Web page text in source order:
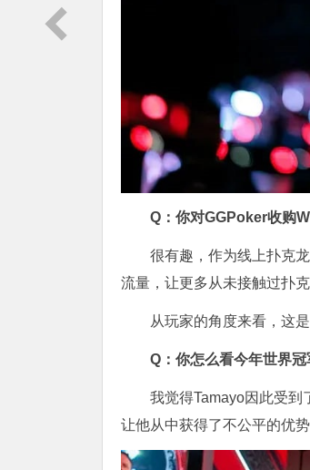
Q：你对GGPoker收购
很有趣，作为线上扑克
流量，让更多从未接触过扑
从玩家的角度来看，这
Q：你怎么看今年世界
我觉得Tamayo因此受到
让他从中获得了不公平的优势